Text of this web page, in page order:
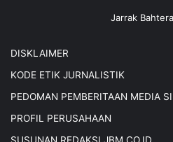
Jarrak
DISKLAIMER
KODE ETIK JURNALISTIK
PEDOMAN PEMBERITAAN MEDIA
PROFIL PERUSAHAAN